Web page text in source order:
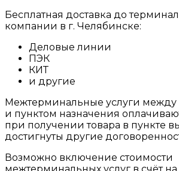
Бесплатная доставка до
компании в г. Челябинске:
Деловые линии
ПЭК
КИТ
и другие
Межтерминальные услуги между
и пунктом назначения
при получении товара в пункте
достигнуты другие
Возможно включение стоимости